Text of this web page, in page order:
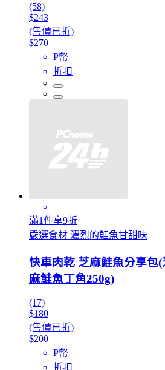
(58)
$243
(售價已折)
$270
P幣
折扣
滿1件享9折
嚴選食材 濃烈的鮭魚甘甜味
快車肉乾 芝麻鮭魚分享包
麻鮭魚丁角250g)
(17)
$180
(售價已折)
$200
P幣
折扣